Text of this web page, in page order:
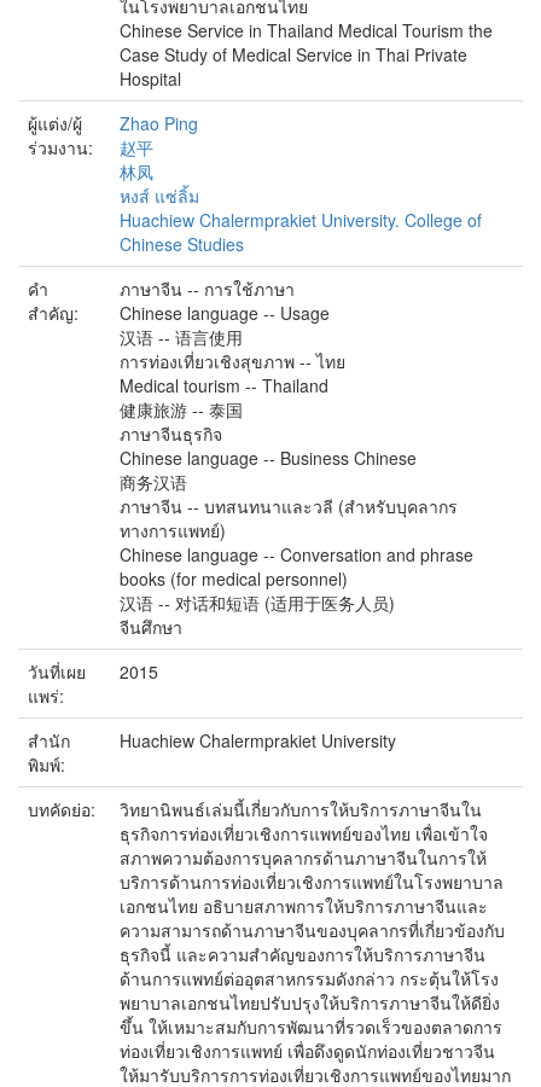
ในโรงพยาบาลเอกชนไทย
Chinese Service in Thailand Medical Tourism the
Case Study of Medical Service in Thai Private
Hospital
ผู้แต่ง/ผู้
ร่วมงาน:
Zhao Ping
赵平
林凤
หงส์ แซ่ลิ้ม
Huachiew Chalermprakiet University. College of
Chinese Studies
คำ
สำคัญ:
ภาษาจีน -- การใช้ภาษา
Chinese language -- Usage
汉语 -- 语言使用
การท่องเที่ยวเชิงสุขภาพ -- ไทย
Medical tourism -- Thailand
健康旅游 -- 泰国
ภาษาจีนธุรกิจ
Chinese language -- Business Chinese
商务汉语
ภาษาจีน -- บทสนทนาและวลี (สำหรับบุคลากร
ทางการแพทย์)
Chinese language -- Conversation and phrase
books (for medical personnel)
汉语 -- 对话和短语 (适用于医务人员)
จีนศึกษา
วันที่เผย
แพร่:
2015
สำนัก
พิมพ์:
Huachiew Chalermprakiet University
บทคัดย่อ:
วิทยานิพนธ์เล่มนี้เกี่ยวกับการให้บริการภาษาจีนใน
ธุรกิจการท่องเที่ยวเชิงการแพทย์ของไทย เพื่อเข้าใจ
สภาพความต้องการบุคลากรด้านภาษาจีนในการให้
บริการด้านการท่องเที่ยวเชิงการแพทย์ในโรงพยาบาล
เอกชนไทย อธิบายสภาพการให้บริการภาษาจีนและ
ความสามารถด้านภาษาจีนของบุคลากรที่เกี่ยวข้องกับ
ธุรกิจนี้ และความสำคัญของการให้บริการภาษาจีน
ด้านการแพทย์ต่ออุตสาหกรรมดังกล่าว กระตุ้นให้โรง
พยาบาลเอกชนไทยปรับปรุงให้บริการภาษาจีนให้ดียิ่ง
ขึ้น ให้เหมาะสมกับการพัฒนาที่รวดเร็วของตลาดการ
ท่องเที่ยวเชิงการแพทย์ เพื่อดึงดูดนักท่องเที่ยวชาวจีน
ให้มารับบริการการท่องเที่ยวเชิงการแพทย์ของไทยมาก